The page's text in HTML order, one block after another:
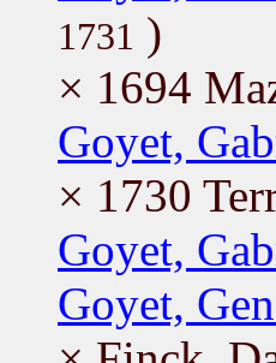
1731 )
× 1694
Goyet,
× 1730
Goyet,
Goyet,